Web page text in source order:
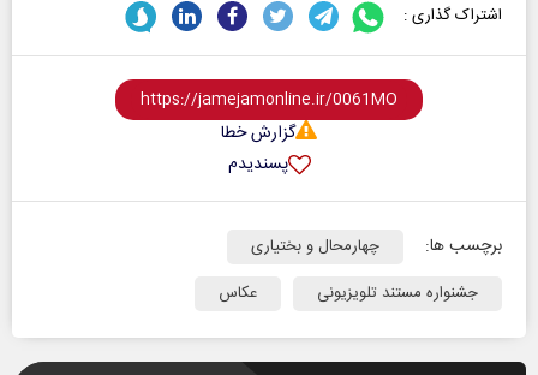
اشتراک گذاری :
گزارش خطا
پسندیدم
برچسب ها:
چهارمحال و بختیاری
جشنواره مستند تلویزیونی
عکاس